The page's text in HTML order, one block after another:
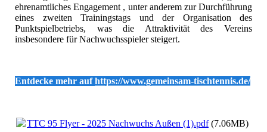
ehrenamtliches Engagement , unter anderem zur Durchführung
eines zweiten Trainingstags und der Organisation des
Punktspielbetriebs, was die Attraktivität des Vereins
insbesondere für Nachwuchsspieler steigert.
Entdecke mehr aufhttps://www.gemeinsam-tischtennis.de/
TTC 95 Flyer - 2025 Nachwuchs Außen (1).pdf(7.06MB)